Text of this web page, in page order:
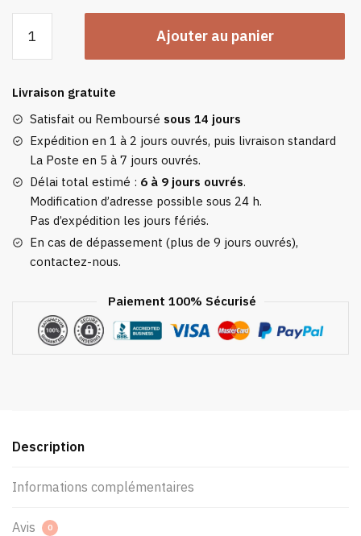
Cache
Nuque
Ajouter au panier
Livraison gratuite
Satisfait ou Remboursé sous 14 jours
Expédition en 1 à 2 jours ouvrés, puis livraison standard
La Poste en 5 à 7 jours ouvrés.
Délai total estimé : 6 à 9 jours ouvrés.
Modification d’adresse possible sous 24 h.
Pas d’expédition les jours fériés.
En cas de dépassement (plus de 9 jours ouvrés),
contactez-nous.
Paiement 100% Sécurisé
Description
Informations complémentaires
Avis 0